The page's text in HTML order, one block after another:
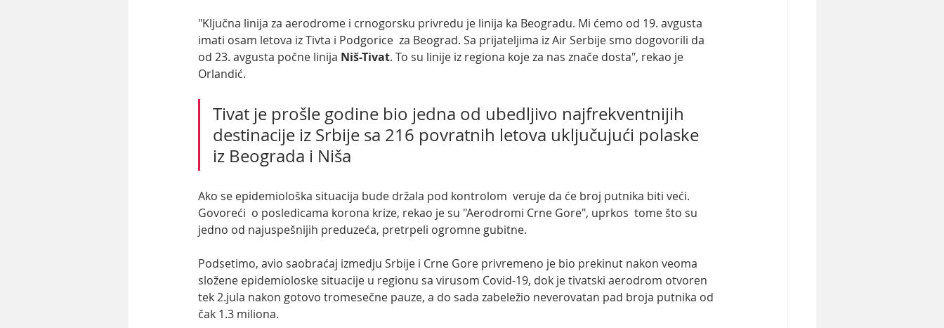
"Ključna linija za aerodrome i crnogorsku privredu je linija ka Beogradu. Mi ćemo od 19. avgusta
imati osam letova iz Tivta i Podgorice  za Beograd. Sa prijateljima iz Air Serbije smo dogovorili da
od 23. avgusta počne linija Niš-Tivat. To su linije iz regiona koje za nas znače dosta", rekao je
Orlandić.
Tivat je prošle godine bio jedna od ubedljivo najfrekventnijih
destinacije iz Srbije sa 216 povratnih letova uključujući polaske
iz Beograda i Niša
Ako se epidemiološka situacija bude držala pod kontrolom  veruje da će broj putnika biti veći.
Govoreći  o posledicama korona krize, rekao je su "Aerodromi Crne Gore", uprkos  tome što su
jedno od najuspešnijih preduzeća, pretrpeli ogromne gubitne.
Podsetimo, avio saobraćaj izmedju Srbije i Crne Gore privremeno je bio prekinut nakon veoma
složene epidemioloske situacije u regionu sa virusom Covid-19, dok je tivatski aerodrom otvoren
tek 2.jula nakon gotovo tromesečne pauze, a do sada zabeležio neverovatan pad broja putnika od
čak 1.3 miliona.